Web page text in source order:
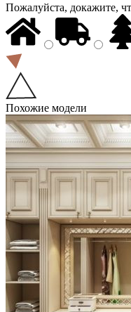
Пожалуйста, докажите,
Похожие модели